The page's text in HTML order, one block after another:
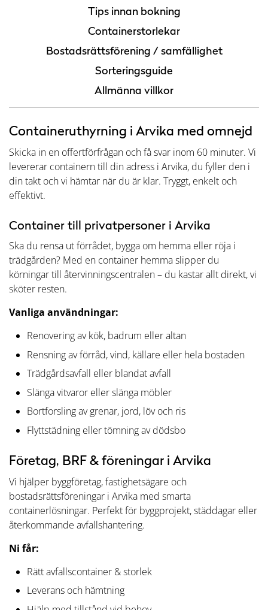
Tips innan bokning
Containerstorlekar
Bostadsrättsförening / samfällighet
Sorteringsguide
Allmänna villkor
Containeruthyrning i Arvika med omnejd
Skicka in en offertförfrågan och få svar inom 60 minuter. Vi
levererar containern till din adress i Arvika, du fyller den i
din takt och vi hämtar när du är klar. Tryggt, enkelt och
effektivt.
Container till privatpersoner i Arvika
Ska du rensa ut förrådet, bygga om hemma eller röja i
trädgården? Med en container hemma slipper du
körningar till återvinningscentralen – du kastar allt direkt, vi
sköter resten.
Vanliga användningar:
Renovering av kök, badrum eller altan
Rensning av förråd, vind, källare eller hela bostaden
Trädgårdsavfall eller blandat avfall
Slänga vitvaror eller slänga möbler
Bortforsling av grenar, jord, löv och ris
Flyttstädning eller tömning av dödsbo
Företag, BRF & föreningar i Arvika
Vi hjälper byggföretag, fastighetsägare och
bostadsrättsföreningar i Arvika med smarta
containerlösningar. Perfekt för byggprojekt, städdagar eller
återkommande avfallshantering.
Ni får:
Rätt avfallscontainer & storlek
Leverans och hämtning